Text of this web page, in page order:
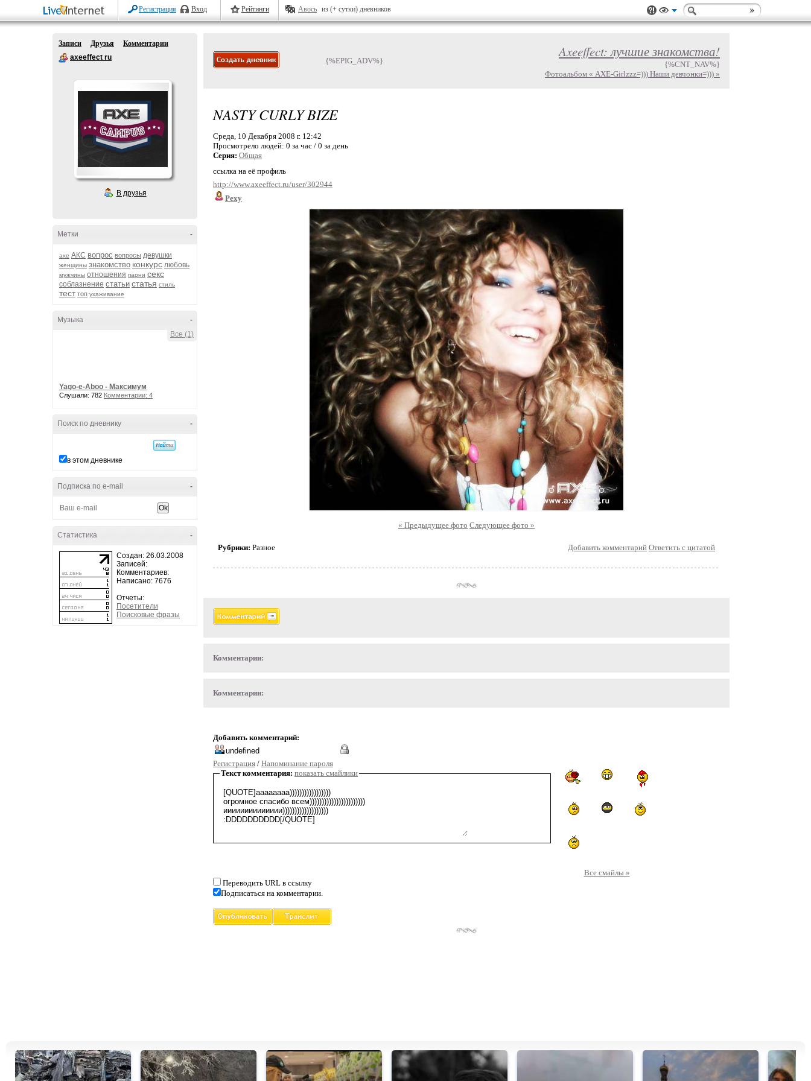
Регистрация Вход Рейтинги Авось из (+ сутки) дневников
Записи Друзья
Комментарии
axeeffect ru
В друзья
-
Метки
axe АКС вопрос вопросы девушки
женщины знакомство конкурс любовь
мужчины отношения парни секс
соблазнение статьи статья стиль
тест топ ухаживание
-
Музыка
Все (1)
Yago-e-Aboo - Максимум
Слушали: 782 Комментарии: 4
-
Поиск по дневнику
в этом дневнике
-
Подписка по e-mail
-
Статистика
Создан: 26.03.2008
Записей:
Комментариев:
Написано: 7676
Отчеты:
Посетители
Поисковые фразы
{%EPIG_ADV%}
Axeeffect: лучшие знакомства!
{%CNT_NAV%}
Фотоальбом « AXE-Girlzzz=))) Наши девчонки=))) »
NASTY CURLY BIZE
Среда, 10 Декабря 2008 г. 12:42
Просмотрело людей: 0 за час / 0 за день
Серия: Общая
ссылка на её профиль
http://www.axeeffect.ru/user/302944
Pexy
« Предыдущее фото Следующее фото »
Рубрики: Разное Добавить комментарий Ответить с цитатой
Комментарии:
Комментарии:
Добавить комментарий:
Регистрация / Напоминание пароля
Текст комментария: показать смайлики
Все смайлы »
Переводить URL в ссылку
Подписаться на комментарии.